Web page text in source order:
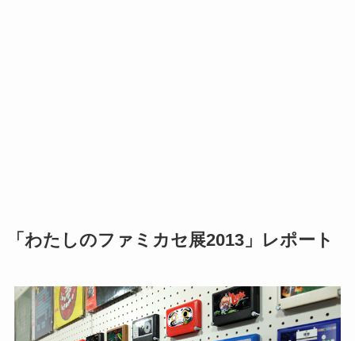
「わたしのファミカセ展2013」レポート